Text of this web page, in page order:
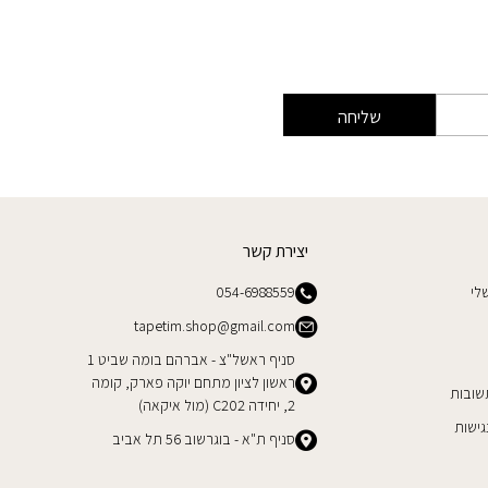
שליחה
יצירת קשר
054-6988559
tapetim.shop@gmail.com
סניף ראשל"צ - אברהם בומה שביט 1
ראשון לציון מתחם יוקה פארק, קומה
2, יחידה C202 (מול איקאה)
סניף ת"א - בוגרשוב 56 תל אביב